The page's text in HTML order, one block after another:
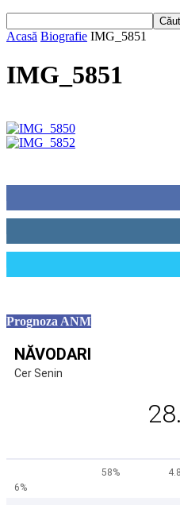
Acasă Biografie IMG_5851
IMG_5851
Prognoza ANM
NĂVODARI
Cer Senin
58%
6%